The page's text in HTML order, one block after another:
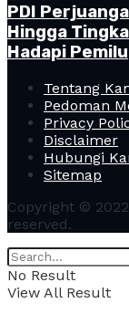
PDI
Hingga
Hadapi Pemilu
Tentang
Pedoman
Privacy
Disclaimer
Hubungi
Sitemap
Copyright ©
reserved.
No Result
View All Result